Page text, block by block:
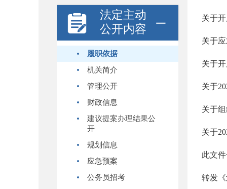
法定主动
公开内容
履职依据
机关简介
管理公开
财政信息
建议提案办理结果公
开
规划信息
应急预案
公务员招考
关于
关于
关于
关于
关于
关于
此文